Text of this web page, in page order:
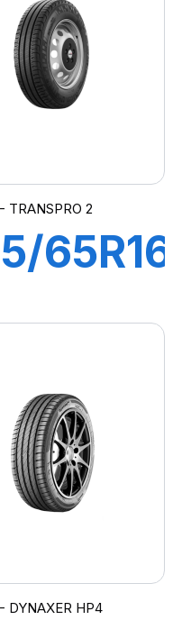
TRANSPRO 2
DYNAXER HP4